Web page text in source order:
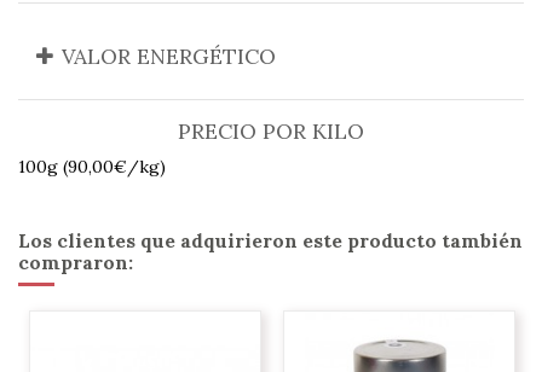
VALOR ENERGÉTICO
PRECIO POR KILO
100g (90,00€/kg)
Los clientes que adquirieron este producto también
compraron: